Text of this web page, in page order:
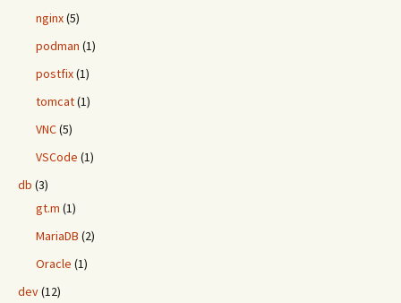
nginx(5)
podman (1)
postfix(1)
tomcat(1)
VNC(5)
VSCode (1)
db (3)
gt.m (1)
MariaDB (2)
Oracle (1)
dev(12)